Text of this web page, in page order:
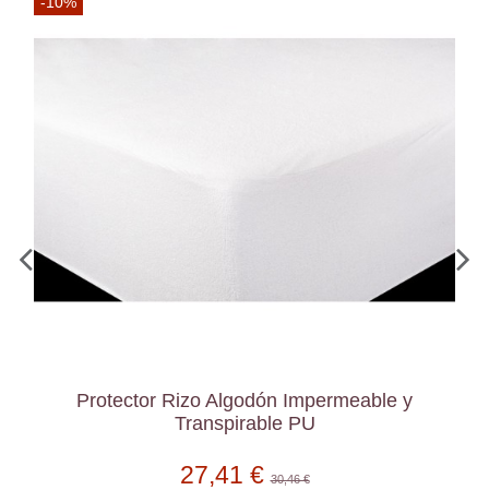
Protector Rizo Algodón Impermeable y
Transpirable PU
27,41 €30,46 €